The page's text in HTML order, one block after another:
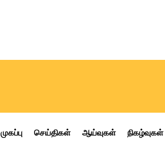
முகப்பு செய்திகள் ஆய்வுகள் நிகழ்வுகள்